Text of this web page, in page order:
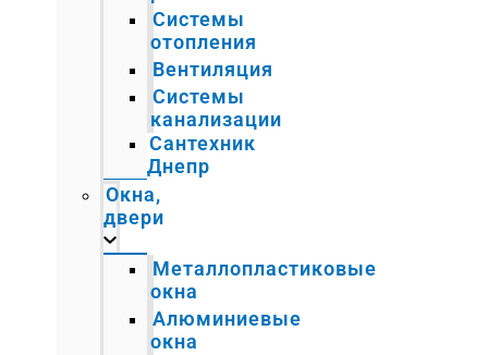
Системы
отопления
Вентиляция
Системы
канализации
Сантехник
Днепр
Окна,
двери
Металлопластиковые
окна
Алюминиевые
окна